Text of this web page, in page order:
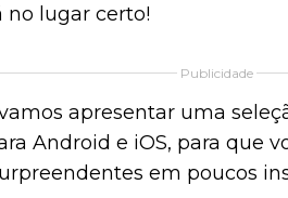
no lugar certo!
Publicidade
apresentar uma
Android e iOS, para que
em poucos